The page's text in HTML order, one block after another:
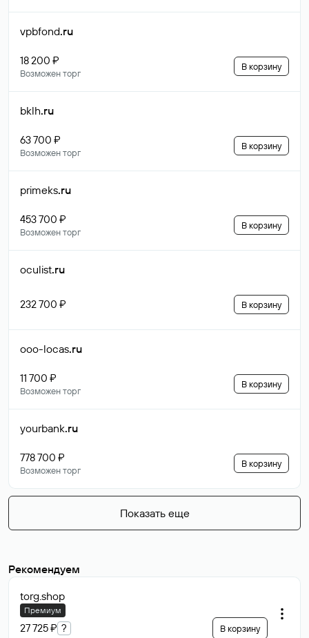
vpbfond.ru
18 200 ₽
Возможен торг
В корзину
bklh.ru
63 700 ₽
Возможен торг
В корзину
primeks.ru
453 700 ₽
Возможен торг
В корзину
oculist.ru
232 700 ₽ В корзину
ooo-locas.ru
11 700 ₽
Возможен торг
В корзину
yourbank.ru
778 700 ₽
Возможен торг
В корзину
Показать еще
Рекомендуем
torg.shop
Премиум
27 725 ₽ ? В корзину